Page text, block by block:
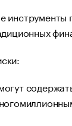
инструменты